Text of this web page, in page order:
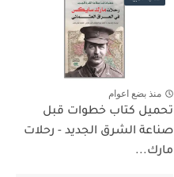
منذ بضع اعوام
تحميل كتاب خطوات قبل
صناعة الشرق الجديد - رحلات
مارك...